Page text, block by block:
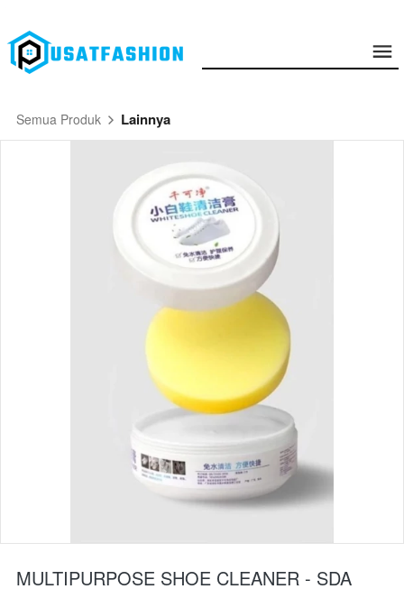
Semua Produk Lainnya
MULTIPURPOSE SHOE CLEANER - SDA